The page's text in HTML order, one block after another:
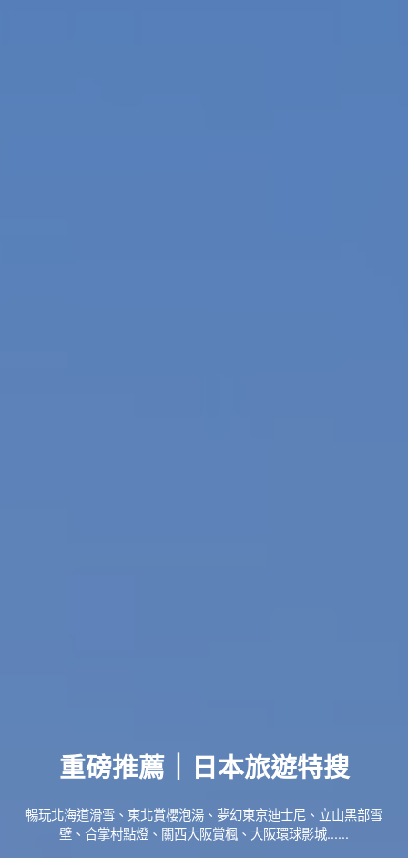
重磅推薦｜日本旅遊特搜
暢玩北海道滑雪、東北賞櫻泡湯、夢幻東京迪士尼、立山黑部雪
壁、合掌村點燈、關西大阪賞楓、大阪環球影城......